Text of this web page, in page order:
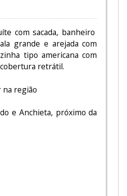
com sacada, banheiro
grande e arejada com
tipo americana com
retrátil.
região
e Anchieta, próximo da